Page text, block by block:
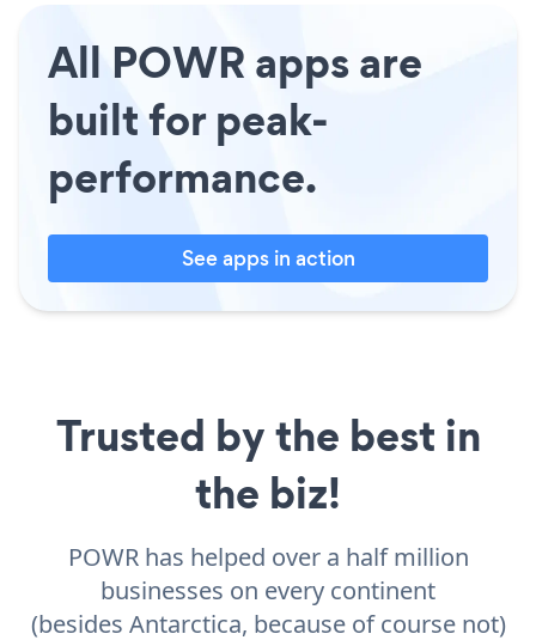
All POWR apps are
built for peak-
performance.
See apps in action
Trusted by the best in
the biz!
POWR has helped over a half million
businesses on every continent
(besides Antarctica, because of course not)